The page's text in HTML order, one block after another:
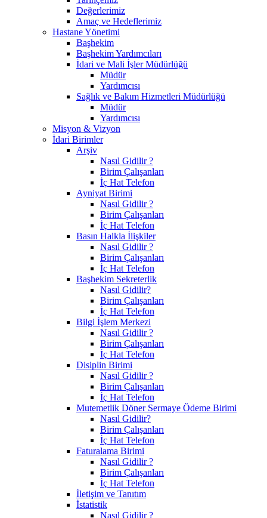
Değerlerimiz
Amaç ve Hedeflerimiz
Hastane Yönetimi
Başhekim
Başhekim Yardımcıları
İdari ve Mali İşler Müdürlüğü
Müdür
Yardımcısı
Sağlık ve Bakım Hizmetleri Müdürlüğü
Müdür
Yardımcısı
Misyon & Vizyon
İdari Birimler
Arşiv
Nasıl Gidilir ?
Birim Çalışanları
İç Hat Telefon
Ayniyat Birimi
Nasıl Gidilir ?
Birim Çalışanları
İç Hat Telefon
Basın Halkla İlişkiler
Nasıl Gidilir ?
Birim Çalışanları
İç Hat Telefon
Başhekim Sekreterlik
Nasıl Gidilir?
Birim Çalışanları
İç Hat Telefon
Bilgi İşlem Merkezi
Nasıl Gidilir ?
Birim Çalışanları
İç Hat Telefon
Disiplin Birimi
Nasıl Gidilir ?
Birim Çalışanları
İç Hat Telefon
Mutemetlik Döner Sermaye Ödeme Birimi
Nasıl Gidilir?
Birim Çalışanları
İç Hat Telefon
Faturalama Birimi
Nasıl Gidilir ?
Birim Çalışanları
İç Hat Telefon
İletişim ve Tanıtım
İstatistik
Nasıl Gidilir ?